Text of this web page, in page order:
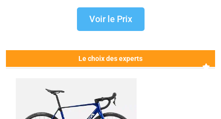
Voir le Prix
Le choix des experts